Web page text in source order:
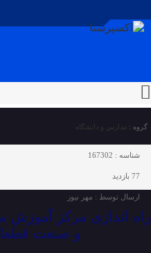
گروه : مدارس و دانشگاه
شناسه : 167302
77 بازدید
ارسال توسط : مهر نیوز
راه اندازی مرکز
و صنعت